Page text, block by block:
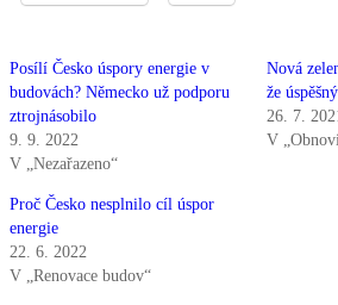
Posílí Česko úspory energie v
budovách? Německo už podporu
ztrojnásobilo
9. 9. 2022
V „Nezařazeno“
Nová
že
26. 7.
V
Proč Česko nesplnilo cíl úspor
energie
22. 6. 2022
V „Renovace budov“